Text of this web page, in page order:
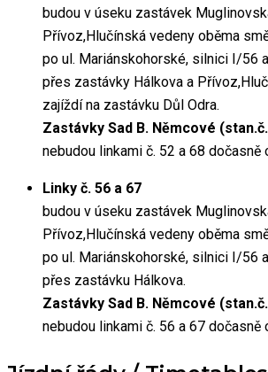
budou v úseku zastávek
Přívoz,Hlučínská vedeny oběma
po ul. Mariánskohorské, silnici I/56
přes zastávky Hálkova a
zajíždí na zastávku Důl Odra.
Zastávky Sad B. Němcové
nebudou linkami č. 52 a 68 dočasně
Linky č. 56 a 67
budou v úseku zastávek
Přívoz,Hlučínská vedeny oběma
po ul. Mariánskohorské, silnici I/56
přes zastávku Hálkova.
Zastávky Sad B. Němcové
nebudou linkami č. 56 a 67 dočasně